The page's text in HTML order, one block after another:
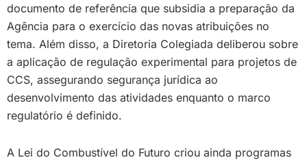
documento de referência que subsidia a preparação da
Agência para o exercício das novas atribuições no
tema. Além disso, a Diretoria Colegiada deliberou sobre
a aplicação de regulação experimental para projetos de
CCS, assegurando segurança jurídica ao
desenvolvimento das atividades enquanto o marco
regulatório é definido.
A Lei do Combustível do Futuro criou ainda programas